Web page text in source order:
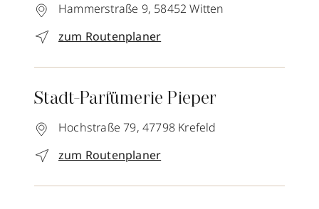
Hammerstraße 9, 58452 Witten
zum Routenplaner
Stadt-Parfümerie Pieper
Hochstraße 79, 47798 Krefeld
zum Routenplaner